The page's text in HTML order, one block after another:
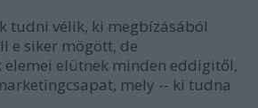
tudni vélik, ki megbízásából
e siker mögött, de
elütnek minden eddigitől,
mely -- ki tudna